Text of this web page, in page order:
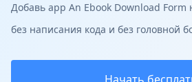
Добавь app An Ebook Download Form
без написания кода и без головной